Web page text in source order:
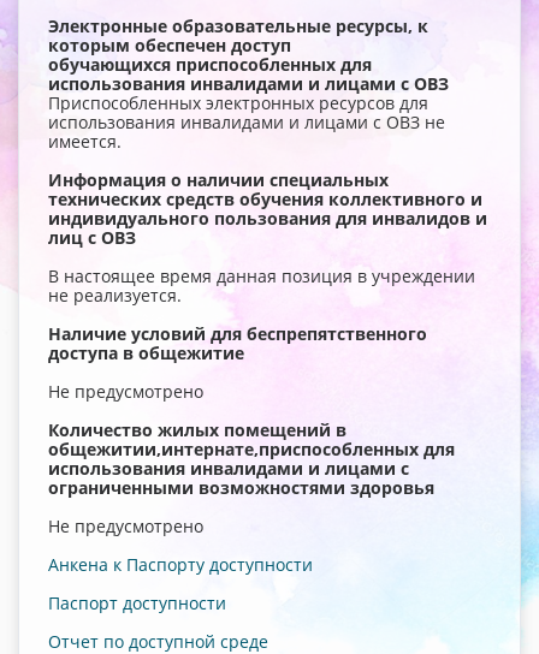
Электронные образовательные ресурсы, к
которым обеспечен доступ
обучающихся приспособленных для
использования инвалидами и лицами с ОВЗ
Приспособленных электронных ресурсов для
использования инвалидами и лицами с ОВЗ не
имеется.
Информация о наличии специальных
технических средств обучения коллективного и
индивидуального пользования для инвалидов и
лиц с ОВЗ
В настоящее время данная позиция в учреждении
не реализуется.
Наличие условий для беспрепятственного
доступа в общежитие
Не предусмотрено
Количество жилых помещений в
общежитии,интернате,приспособленных для
использования инвалидами и лицами с
ограниченными возможностями здоровья
Не предусмотрено
Анкена к Паспорту доступности
Паспорт доступности
Отчет по доступной среде